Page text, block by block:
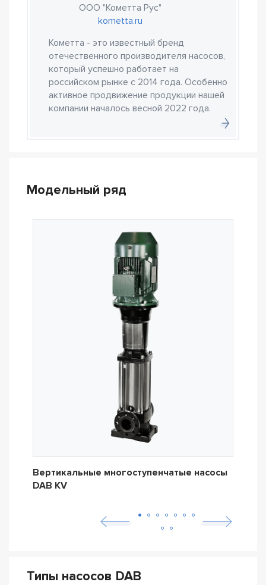
ООО "Кометта Рус"
kometta.ru
Кометта - это известный бренд
отечественного производителя насосов,
который успешно работает на
российском рынке с 2014 года. Особенно
активное продвижение продукции нашей
компании началось весной 2022 года.
Модельный ряд
Вертикальные многоступенчатые насосы
DAB KV
Типы насосов DAB